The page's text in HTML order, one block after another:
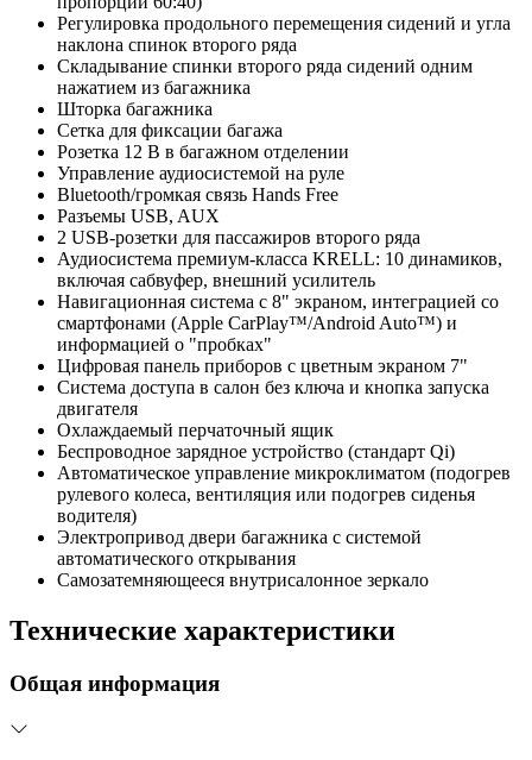
Регулировка продольного перемещения сидений и угла
наклона спинок второго ряда
Складывание спинки второго ряда сидений одним
нажатием из багажника
Шторка багажника
Сетка для фиксации багажа
Розетка 12 В в багажном отделении
Управление аудиосистемой на руле
Bluetooth/громкая связь Hands Free
Разъемы USB, AUX
2 USB-розетки для пассажиров второго ряда
Аудиосистема премиум-класса KRELL: 10 динамиков,
включая сабвуфер, внешний усилитель
Навигационная система с 8" экраном, интеграцией со
смартфонами (Apple CarPlay™/Android Auto™) и
информацией о "пробках"
Цифровая панель приборов с цветным экраном 7"
Система доступа в салон без ключа и кнопка запуска
двигателя
Охлаждаемый перчаточный ящик
Беспроводное зарядное устройство (стандарт Qi)
Автоматическое управление микроклиматом (подогрев
рулевого колеса, вентиляция или подогрев сиденья
водителя)
Электропривод двери багажника с системой
автоматического открывания
Самозатемняющееся внутрисалонное зеркало
Технические характеристики
Общая информация